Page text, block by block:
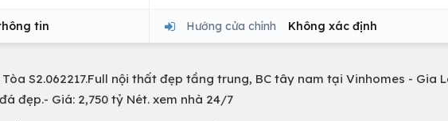
tin Hướng cửa chính Không xác định
S2.062217.Full nội thất đẹp tầng trung, BC tây nam tại Vinhomes - Gia
đẹp.- Giá: 2,750 tỷ Nét. xem nhà 24/7